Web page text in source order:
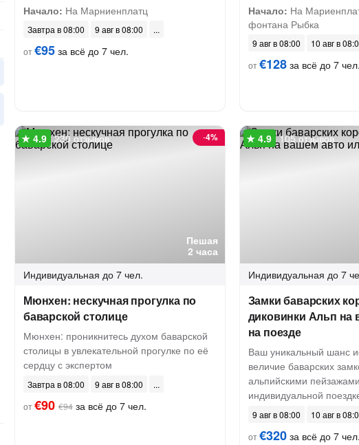
Начало: На Марниенплатц
Завтра в 08:00
9 авг в 08:00
от€95 за всё до 7 чел.
Начало: На
фонтана Рыбка
9 авг в 08:00
10 авг в
от€128за всё до 7 чел.
Пешая
2 часа
-4%
230 отзывов
Индивидуальная до 7 чел.
Мюнхен: нескучная прогулка по
баварской столице
Мюнхен: проникнитесь духом баварской
столицы в увлекательной прогулке по её
сердцу с экспертом
Завтра в 08:00
9 авг в 08:00
от€90 €94 за всё до 7 чел.
105 отзывов
Индивидуальная до 7
Замки баварских
диковинки Альп на
на поезде
Ваш уникальный шанс
величие баварских
альпийскими
индивидуальной
9 авг в 08:00
10 авг в
от€320за всё до 7 чел.